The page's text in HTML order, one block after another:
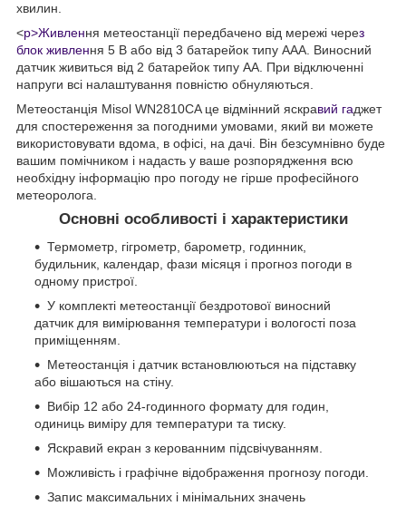
хвилин.
<p>Живлення метеостанції передбачено від мережі через
блок живлення 5 В або від 3 батарейок типу ААА. Виносний
датчик живиться від 2 батарейок типу АА. При відключенні
напруги всі налаштування повністю обнуляються.
Метеостанція Misol WN2810CA це відмінний яскравий гаджет
для спостереження за погодними умовами, який ви можете
використовувати вдома, в офісі, на дачі. Він безсумнівно буде
вашим помічником і надасть у ваше розпорядження всю
необхідну інформацію про погоду не гірше професійного
метеоролога.
Основні особливості і характеристики
Термометр, гігрометр, барометр, годинник,
будильник, календар, фази місяця і прогноз погоди в
одному пристрої.
У комплекті метеостанції бездротової виносний
датчик для вимірювання температури і вологості поза
приміщенням.
Метеостанція і датчик встановлюються на підставку
або вішаються на стіну.
Вибір 12 або 24-годинного формату для годин,
одиниць виміру для температури та тиску.
Яскравий екран з керованним підсвічуванням.
Можливість і графічне відображення прогнозу погоди.
Запис максимальних і мінімальних значень